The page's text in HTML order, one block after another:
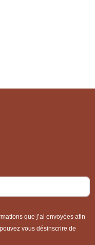
que j’ai envoyées afin
vous désinscrire de